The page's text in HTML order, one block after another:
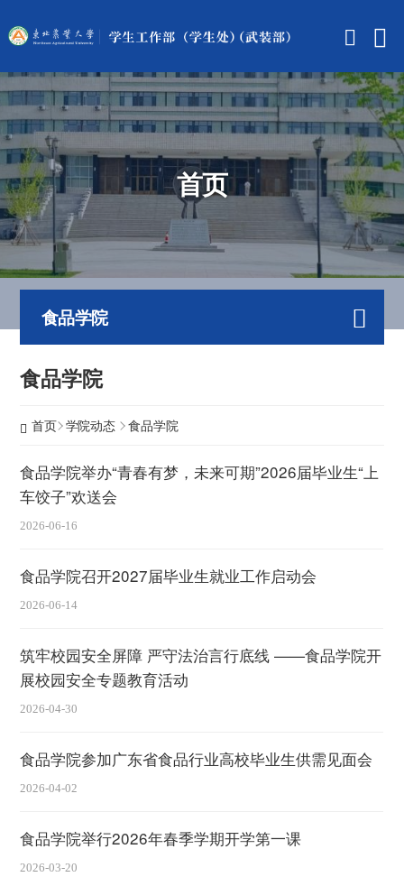
首页
食品学院
食品学院
首页 学院动态 食品学院
食品学院举办“青春有梦，未来可期”2026届毕业生“上
车饺子”欢送会
2026-06-16
食品学院召开2027届毕业生就业工作启动会
2026-06-14
筑牢校园安全屏障 严守法治言行底线 ——食品学院开
展校园安全专题教育活动
2026-04-30
食品学院参加广东省食品行业高校毕业生供需见面会
2026-04-02
食品学院举行2026年春季学期开学第一课
2026-03-20